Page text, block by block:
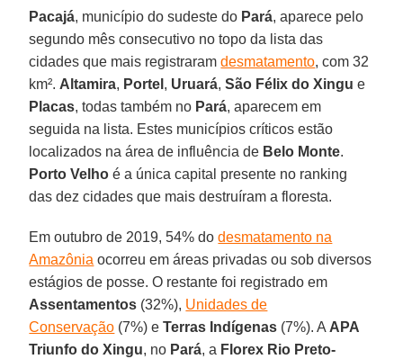
Pacajá, município do sudeste do Pará, aparece pelo
segundo mês consecutivo no topo da lista das
cidades que mais registraramdesmatamento, com 32
km². Altamira, Portel , Uruará,São Félix do Xingu e
Placas, todas também no Pará, aparecem em
seguida na lista. Estes municípios críticos estão
localizados na área de influência de Belo Monte.
Porto Velho é a única capital presente no ranking
das dez cidades que mais destruíram a floresta.
Em outubro de 2019, 54% dodesmatamento na
Amazônia ocorreu em áreas privadas ou sob diversos
estágios de posse. O restante foi registrado em
Assentamentos (32%), Unidades de
Conservação (7%) eTerras Indígenas (7%). A APA
Triunfo do Xingu, no Pará, a Florex Rio Preto-